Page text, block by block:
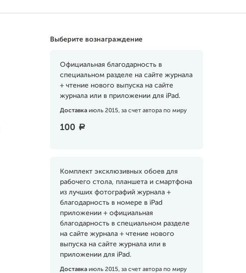
Выберите вознаграждение
Официальная благодарность в
специальном разделе на сайте журнала
+ чтение нового выпуска на сайте
журнала или в приложении для iPad.
Доставка июль 2015, за счет автора по миру
100 a
Комплект эксклюзивных обоев для
рабочего стола, планшета и смартфона
из лучших фотографий журнала +
благодарность в номере в iPad
приложении + официальная
благодарность в специальном разделе
на сайте журнала + чтение нового
выпуска на сайте журнала или в
приложении для iPad.
Доставка июль 2015, за счет автора по миру